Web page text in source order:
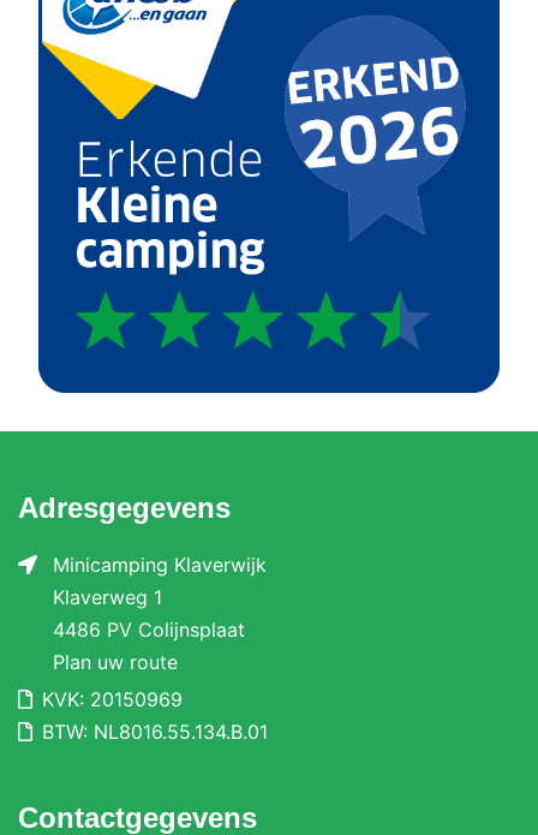
Adresgegevens
Minicamping Klaverwijk
Klaverweg 1
4486 PV Colijnsplaat
Plan uw route
KVK: 20150969
BTW: NL8016.55.134.B.01
Contactgegevens